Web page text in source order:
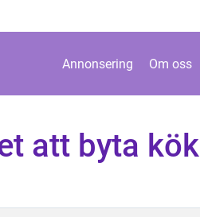
Annonsering Om oss
att byta kök